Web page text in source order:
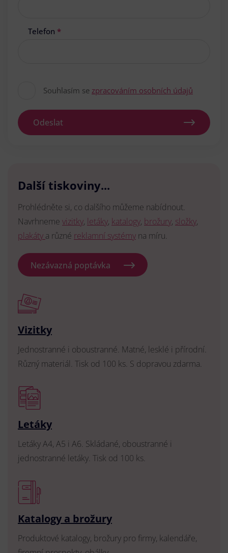
Telefon *
Souhlasím se zpracováním osobních údajů
Odeslat
Další tiskoviny...
Prohlédněte si, co dalšího můžeme nabídnout.
Navrhneme vizitky, letáky, katalogy, brožury, složky,
plakáty a různé reklamní systémy na míru.
Nezávazná poptávka
Vizitky
Jednostranné i oboustranné. Matné, lesklé i přírodní.
Různý materiál. Tisk od 100 ks. S dopravou zdarma.
Letáky
Letáky A4, A5 i A6. Skládané, oboustranné i
jednostranné letáky. Tisk od 100 ks.
Katalogy a brožury
Produktové katalogy, brožury pro firmy, kalendáře,